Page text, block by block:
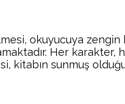
okuyucuya
Her
sunmuş